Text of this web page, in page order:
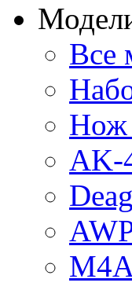
Все
Нож
AK-